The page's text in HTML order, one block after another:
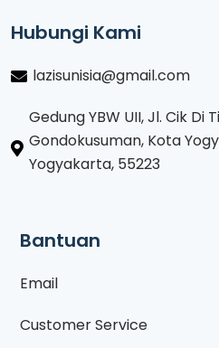
Hubungi Kami
lazisunisia@gmail.com
Gedung YBW UII, Jl. Cik Di
Gondokusuman, Kota
Yogyakarta, 55223
Bantuan
Email
Customer Service